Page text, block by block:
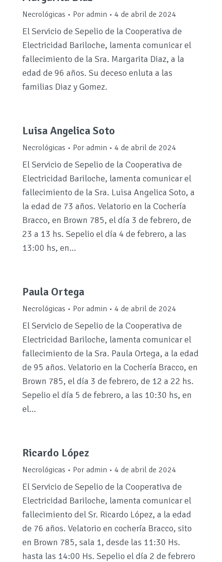
Necrológicas Por admin 4 de abril de 2024
El Servicio de Sepelio de la Cooperativa de
Electricidad Bariloche, lamenta comunicar el
fallecimiento de la Sra. Margarita Diaz, a la
edad de 96 años. Su deceso enluta a las
familias Diaz y Gomez.
Luisa Angelica Soto
Necrológicas Por admin 4 de abril de 2024
El Servicio de Sepelio de la Cooperativa de
Electricidad Bariloche, lamenta comunicar el
fallecimiento de la Sra. Luisa Angelica Soto, a
la edad de 73 años. Velatorio en la Cochería
Bracco, en Brown 785, el día 3 de febrero, de
23 a 13 hs. Sepelio el día 4 de febrero, a las
13:00 hs, en…
Paula Ortega
Necrológicas Por admin 4 de abril de 2024
El Servicio de Sepelio de la Cooperativa de
Electricidad Bariloche, lamenta comunicar el
fallecimiento de la Sra. Paula Ortega, a la edad
de 95 años. Velatorio en la Cochería Bracco, en
Brown 785, el día 3 de febrero, de 12 a 22 hs.
Sepelio el día 5 de febrero, a las 10:30 hs, en
el…
Ricardo López
Necrológicas Por admin 4 de abril de 2024
El Servicio de Sepelio de la Cooperativa de
Electricidad Bariloche, lamenta comunicar el
fallecimiento del Sr. Ricardo López, a la edad
de 76 años. Velatorio en cochería Bracco, sito
en Brown 785, sala 1, desde las 11:30 Hs.
hasta las 14:00 Hs. Sepelio el día 2 de febrero